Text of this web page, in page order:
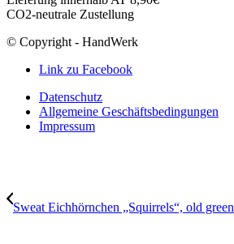
CO2-neutrale Zustellung
© Copyright - HandWerk
Link zu Facebook
Datenschutz
Allgemeine Geschäftsbedingungen
Impressum
Sweat Eichhörnchen „Squirrels“, old green